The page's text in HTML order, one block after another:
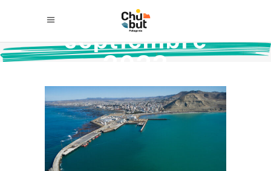
septiembre
2022